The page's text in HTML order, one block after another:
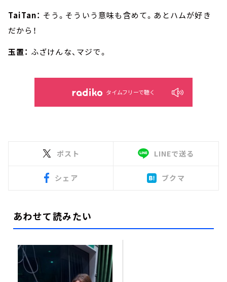
TaiTan： そう。そういう意味も含めて。あとハムが好き
だから！
玉置： ふざけんな、マジで。
タイムフリーで聴く
ポスト LINEで送る
シェア ブクマ
あわせて読みたい